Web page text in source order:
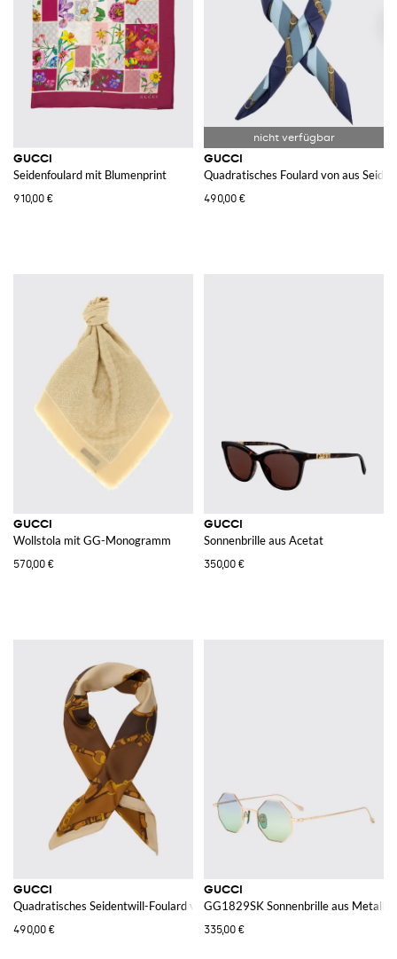
GUCCI
Seidenfoulard mit Blumenprint
910,00 €
GUCCI
Quadratisches Foulard von aus
490,00 €
GUCCI
Wollstola mit GG-Monogramm
570,00 €
GUCCI
Sonnenbrille aus Acetat
350,00 €
GUCCI
Quadratisches Seidentwill-Foulard von mit mehrfarbigem Grafikdruck
490,00 €
GUCCI
GG1829SK Sonnenbrille aus Metall
335,00 €